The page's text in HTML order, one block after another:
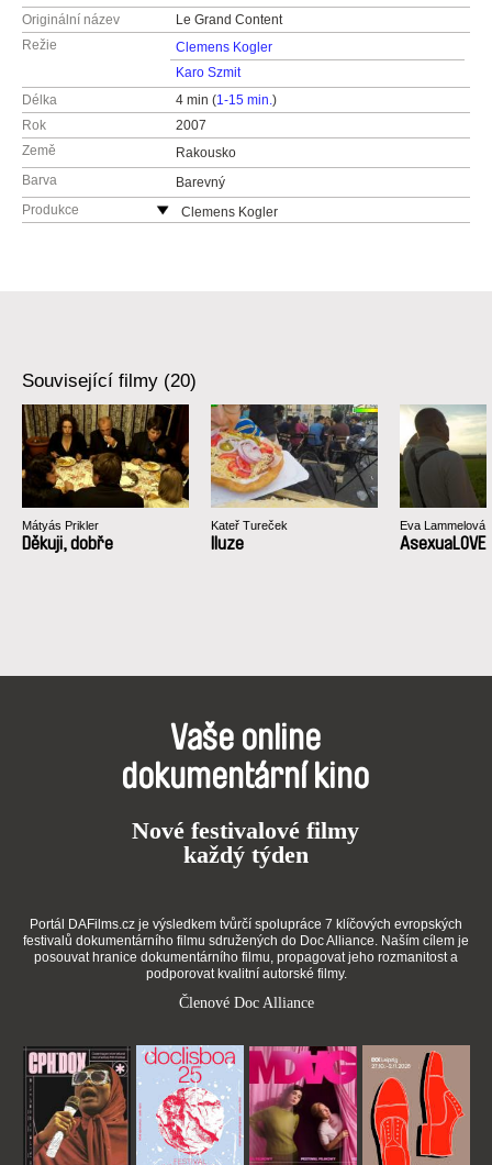
Originální název
Le Grand Content
Režie
Clemens Kogler
Karo Szmit
Délka
4 min (1-15 min.)
Rok
2007
Země
Rakousko
Barva
Barevný
Produkce
Clemens Kogler
Související filmy (20)
Mátyás Prikler
Děkuji, dobře
Kateř Tureček
Iluze
Eva Lammelová
AsexuaLOVE
Vaše online
dokumentární kino
Nové festivalové filmy
každý týden
Portál DAFilms.cz je výsledkem tvůrčí spolupráce 7 klíčových evropských
festivalů dokumentárního filmu sdružených do Doc Alliance. Naším cílem je
posouvat hranice dokumentárního filmu, propagovat jeho rozmanitost a
podporovat kvalitní autorské filmy.
Členové Doc Alliance